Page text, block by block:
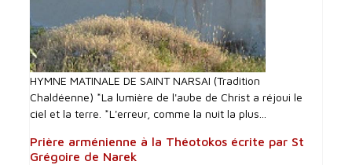
HYMNE MATINALE DE SAINT NARSAI (Tradition
Chaldéenne) *La lumière de l'aube de Christ a réjoui le
ciel et la terre. *L'erreur, comme la nuit la plus...
Prière arménienne à la Théotokos écrite par St
Grégoire de Narek